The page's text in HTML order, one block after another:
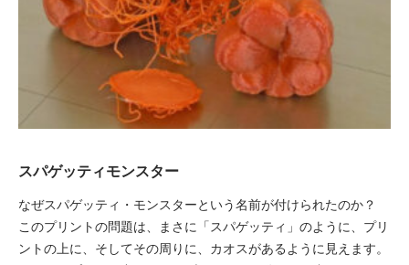
スパゲッティモンスター
なぜスパゲッティ・モンスターという名前が付けられたのか？
このプリントの問題は、まさに「スパゲッティ」のように、プリ
ントの上に、そしてその周りに、カオスがあるように見えます。